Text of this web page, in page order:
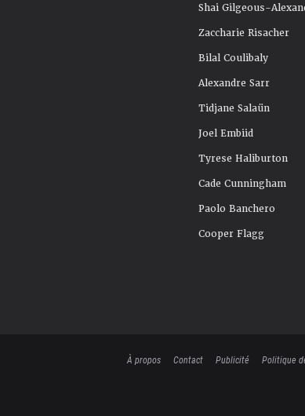
Shai Gilgeous-
Zaccharie Risacher
Bilal Coulibaly
Alexandre Sarr
Tidjane Salaün
Joel Embiid
Tyrese Haliburton
Cade Cunningham
Paolo Banchero
Cooper Flagg
À propos Contact Publicité Politique